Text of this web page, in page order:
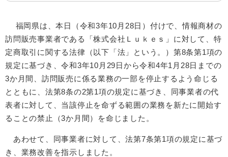
福岡県は、本日（令和3年10月28日）付けで、情報商材の
訪問販売事業者である「株式会社Ｌｕｋｅｓ」に対して、特
定商取引に関する法律（以下「法」という。）第8条第1項の
規定に基づき、令和3年10月29日から令和4年1月28日までの
3か月間、訪問販売に係る業務の一部を停止するよう命じる
とともに、法第8条の2第1項の規定に基づき、同事業者の代
表者に対して、当該停止を命ずる範囲の業務を新たに開始す
ることの禁止（3か月間）を命じました。
あわせて、同事業者に対して、法第7条第1項の規定に基づ
き、業務改善を指示しました。